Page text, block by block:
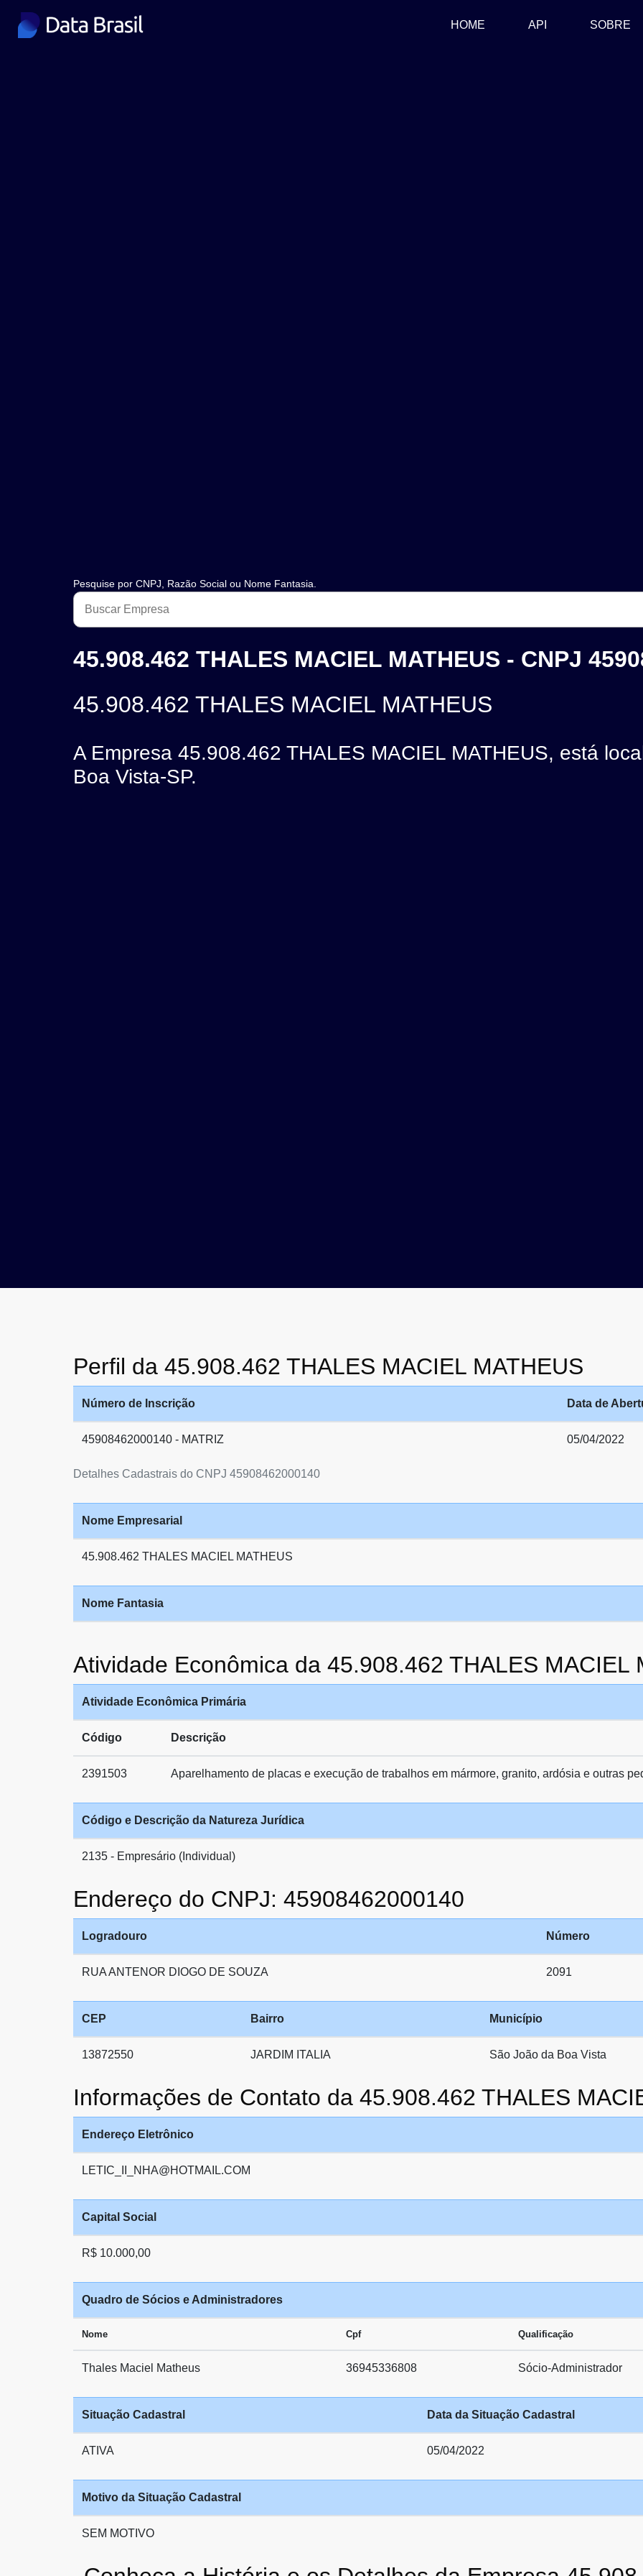
HOME (CURRENT)
API SOBRE
Pesquise por CNPJ, Razão Social ou Nome Fantasia.
45.908.462 THALES MACIEL MATHEUS - CNPJ
45.908.462 THALES MACIEL MATHEUS
A Empresa 45.908.462 THALES MACIEL MATHEUS, está
Boa Vista-SP.
Perfil da 45.908.462 THALES MACIEL MATHEUS
Detalhes Cadastrais do CNPJ 45908462000140
Número de Inscrição Data de
45908462000140 - MATRIZ 05/04/2022
Nome Empresarial
45.908.462 THALES MACIEL MATHEUS
Nome Fantasia
Atividade Econômica da 45.908.462 THALES MACIEL
Atividade Econômica Primária
Código Descrição
2391503 Aparelhamento de placas e execução de trabalhos em mármore, granito, ardósia e outras
Código e Descrição da Natureza Jurídica
2135 - Empresário (Individual)
Endereço do CNPJ: 45908462000140
Logradouro Número
RUA ANTENOR DIOGO DE SOUZA 2091
CEP Bairro Município
13872550 JARDIM ITALIA São João da Boa Vista
Informações de Contato da 45.908.462 THALES
Endereço Eletrônico
LETIC_II_NHA@HOTMAIL.COM
Capital Social
R$ 10.000,00
Quadro de Sócios e Administradores
Nome Cpf Qualificação
Thales Maciel Matheus 36945336808 Sócio-Administrador
Situação Cadastral Data da Situação Cadastral
ATIVA 05/04/2022
Motivo da Situação Cadastral
SEM MOTIVO